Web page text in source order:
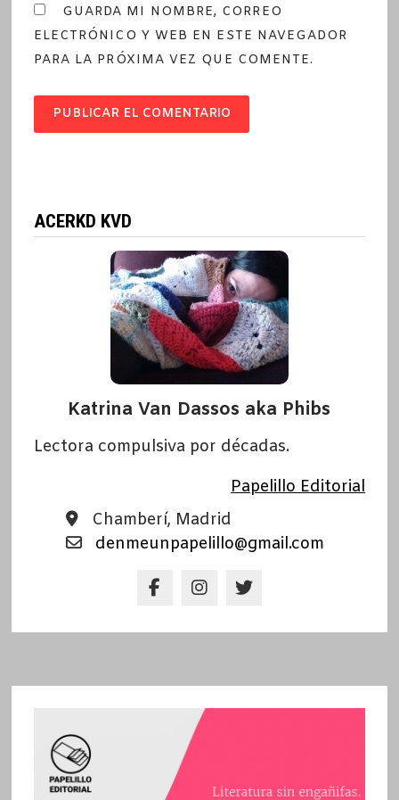
GUARDA MI NOMBRE, CORREO
ELECTRÓNICO Y WEB EN ESTE NAVEGADOR
PARA LA PRÓXIMA VEZ QUE COMENTE.
ACERKD KVD
Katrina Van Dassos aka Phibs
Lectora compulsiva por décadas.
Papelillo Editorial
Chamberí, Madrid
denmeunpapelillo@gmail.com